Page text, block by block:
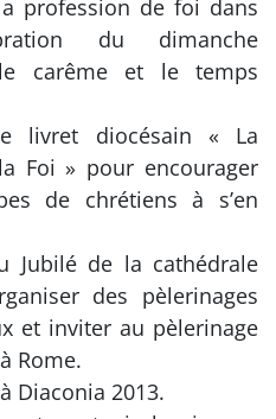
profession de foi dans
du dimanche
carême et le temps
livret diocésain « La
Foi » pour encourager
de chrétiens à s’en
Jubilé de la cathédrale
des pèlerinages
et inviter au pèlerinage
Rome.
Diaconia 2013.